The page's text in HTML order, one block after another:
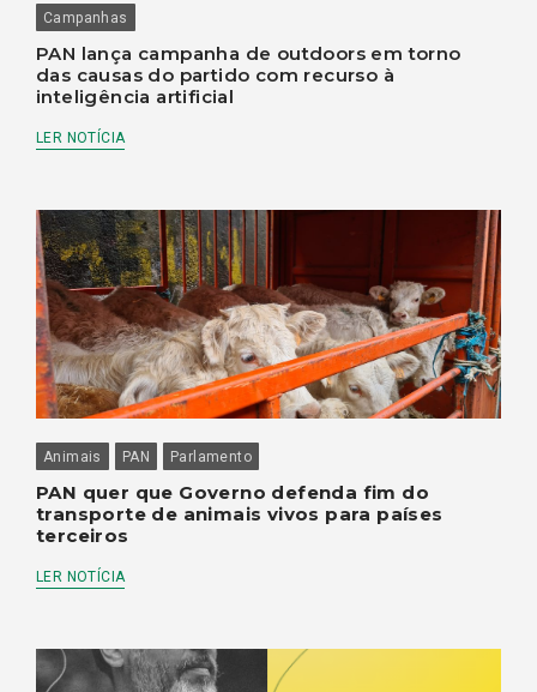
Campanhas
PAN lança campanha de outdoors em torno
das causas do partido com recurso à
inteligência artificial
LER NOTÍCIA
Animais PAN Parlamento
PAN quer que Governo defenda fim do
transporte de animais vivos para países
terceiros
LER NOTÍCIA